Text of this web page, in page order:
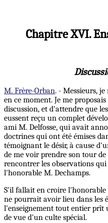
Chapitre XVI.
M. Frère-Orban. - Messieurs,
en ce moment. Je me
discussion, et d'attendre que
eussent reçu un complet
ami M. Delfosse, qui avait
doctrines qui ont été émises
témoignant le désir, à cause
de me voir prendre son tour de
rencontrer les observations
l'honorable M. Dechamps.
S'il fallait en croire l'honorable
ne pourrait avoir lieu dans les
l'enseignement tout entier prît
de vue d'un culte spécial.